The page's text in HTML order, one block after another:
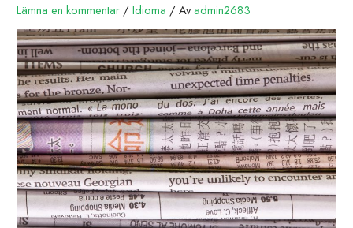
Lämna en kommentar /Idioma / Avadmin2683